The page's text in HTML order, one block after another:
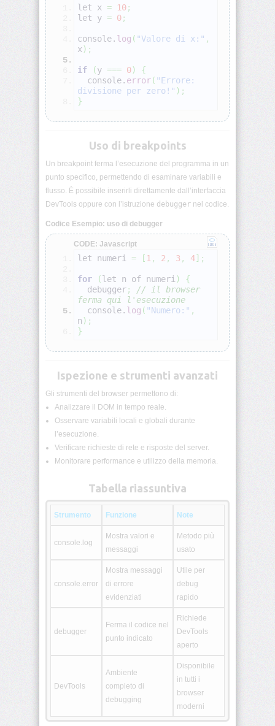
Parametri
scope
Arrow
functions
Callback
JS
Oggetti
Array
metodi
Stringhe
JS
DOM:
introduzione
DOM:
selezione
Eventi
apply,
Ereditarietà
await
(setTimeout,
let x = 10;
let y = 0;
console. log ( "Valore di x:" ,
x) ;
if (y === 0)
{
  console.
error( "Errore:
divisione per zero!" ) ;
}
Uso di breakpoints
Un breakpoint ferma l’esecuzione del programma in un
punto specifico, permettendo di esaminare variabili e
flusso. È possibile inserirli direttamente dall’interfaccia
DevTools oppure con l’istruzione debugger nel codice.
Codice Esempio: uso di debugger
CODE: Javascript
let numeri = [ 1 , 2 , 3 , 4] ;
for (let n of numeri )
{
debugger;
// il browser
ferma qui l'esecuzione
  console.
log ( "Numero:" ,
n) ;
}
Ispezione e strumenti avanzati
Gli strumenti del browser permettono di:
Analizzare il DOM in tempo reale.
Osservare variabili locali e globali durante
l’esecuzione.
Verificare richieste di rete e risposte del server.
Monitorare performance e utilizzo della memoria.
Tabella riassuntiva
Strumento Funzione Note
console.log
Mostra valori e
messaggi
Metodo più
usato
console.error
Mostra messaggi
di errore
evidenziati
Utile per
debug
rapido
debugger
Ferma il codice nel
punto indicato
Richiede
DevTools
aperto
DevTools
Ambiente
completo di
debugging
Disponibile
in tutti i
browser
moderni